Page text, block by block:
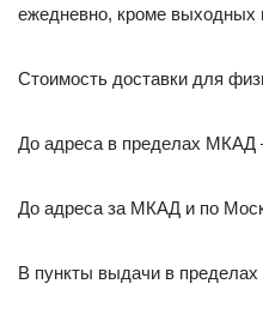
ежедневно, кроме выходных
Стоимость доставки для
До адреса в пределах МКАД
До адреса за МКАД и по
В пункты выдачи в